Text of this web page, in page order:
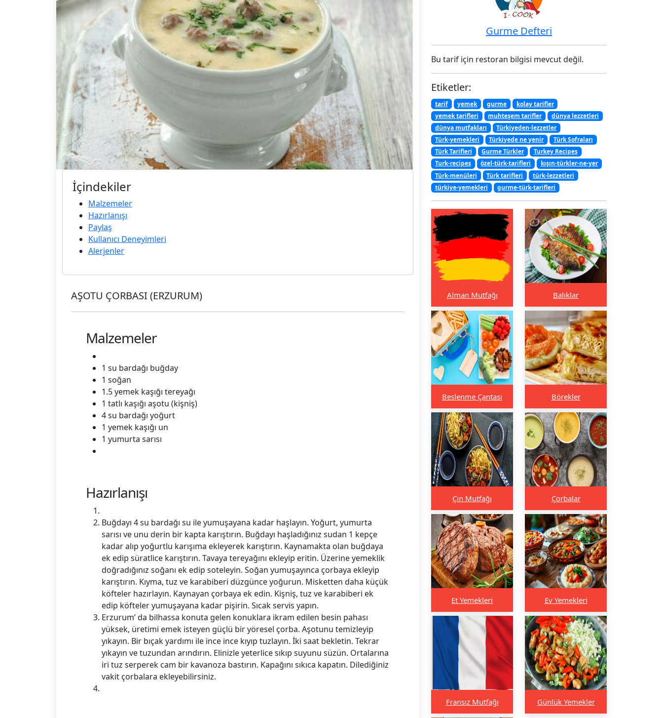
İçindekiler
Malzemeler
Hazırlanışı
Paylaş
Kullanıcı Deneyimleri
Alerjenler
AŞOTU ÇORBASI (ERZURUM)
Malzemeler
1 su bardağı buğday
1 soğan
1.5 yemek kaşığı tereyağı
1 tatlı kaşığı aşotu (kişniş)
4 su bardağı yoğurt
1 yemek kaşığı un
1 yumurta sarısı
Hazırlanışı
Buğdayı 4 su bardağı su ile yumuşayana kadar haşlayın. Yoğurt, yumurta
sarısı ve unu derin bir kapta karıştırın. Buğdayı haşladığınız sudan 1 kepçe
kadar alıp yoğurtlu karışıma ekleyerek karıştırın. Kaynamakta olan buğdaya
ek edip süratlice karıştırın. Tavaya tereyağını ekleyip eritin. Üzerine yemeklik
doğradığınız soğanı ek edip soteleyin. Soğan yumuşayınca çorbaya ekleyip
karıştırın. Kıyma, tuz ve karabiberi düzgünce yoğurun. Misketten daha küçük
köfteler hazırlayın. Kaynayan çorbaya ek edin. Kişniş, tuz ve karabiberi ek
edip köfteler yumuşayana kadar pişirin. Sıcak servis yapın.
Erzurum’ da bilhassa konuta gelen konuklara ikram edilen besin pahası
yüksek, üretimi emek isteyen güçlü bir yöresel çorba. Aşotunu temizleyip
yıkayın. Bir bıçak yardımı ile ince ince kıyıp tuzlayın. İki saat bekletin. Tekrar
yıkayın ve tuzundan arındırın. Elinizle yeterlice sıkıp suyunu süzün. Ortalarına
iri tuz serperek cam bir kavanoza bastırın. Kapağını sıkıca kapatın. Dilediğiniz
vakit çorbalara ekleyebilirsiniz.
Gurme Defteri
Bu tarif için restoran bilgisi mevcut değil.
Etiketler:
tarif yemek gurme
kolay tarifler
yemek tarifleri
muhteşem tarifler
dünya lezzetleri
dünya mutfakları
Türkiyeden-lezzetler
Türk-yemekleri
Türkiyede ne yenir
Türk Sofraları
Türk Tarifleri
Gurme Türkler
Turkey Recipes
Turk-recipes
özel-türk-tarifleri
kışın-türkler-ne-yer
Türk-menüleri
Türk tarifleri
türk-lezzetleri
türkiye-yemekleri
gurme-türk-tarifleri
Alman Mutfağı Balıklar
Beslenme Çantası Börekler
Çin Mutfağı Çorbalar
Et Yemekleri Ev Yemekleri
Fransız Mutfağı Günlük Yemekler